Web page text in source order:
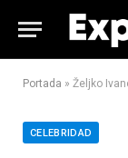
Portada » Željko
CELEBRIDAD